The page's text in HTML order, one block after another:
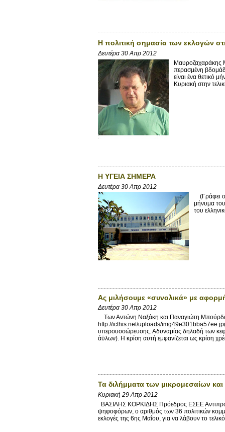
Η πολιτική σημασία των εκλογών
Δευτέρα 30 Απρ 2012
Μαυροζαχαράκης
περασμένη
είναι ένα θετικό
Κυριακή στην
Η ΥΓΕΙΑ ΣΗΜΕΡΑ
Δευτέρα 30 Απρ 2012
(Γράφει ο
μήνυμα
του
Ας μιλήσουμε «συνολικά» με
Δευτέρα 30 Απρ 2012
Των Αντώνη Ναξάκη και Παναγιώτη
http://icthis.net/uploads/img49e301bba57ee.jpg
υπερσυσσώρευσης. Αδυναμίας δηλαδή των
άϋλων). Η κρίση αυτή εμφανίζεται ως κρίση
Τα διλήμματα των μικρομεσαίων
Κυριακή 29 Απρ 2012
ΒΑΣΙΛΗΣ ΚΟΡΚΙΔΗΣ Πρόεδρος ΕΣΕΕ
ψηφοφόρων, ο αριθμός των 36 πολιτικών
εκλογές της 6ης Μαΐου, για να λάβουν το